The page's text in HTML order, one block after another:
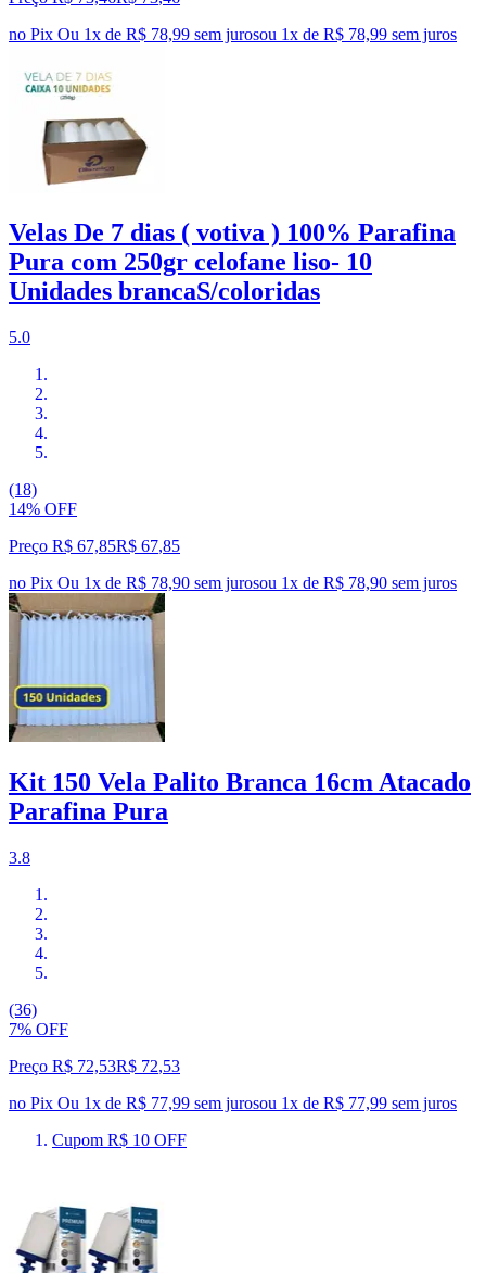
no Pix Ou 1x de R$ 78,99 sem jurosou 1x de R$ 78,99 sem juros
Velas De 7 dias ( votiva ) 100% Parafina
Pura com 250gr celofane liso- 10
Unidades brancaS/coloridas
5.0
(18)
14% OFF
Preço R$ 67,85R$ 67,85
no Pix Ou 1x de R$ 78,90 sem jurosou 1x de R$ 78,90 sem juros
Kit 150 Vela Palito Branca 16cm Atacado
Parafina Pura
3.8
(36)
7% OFF
Preço R$ 72,53R$ 72,53
no Pix Ou 1x de R$ 77,99 sem jurosou 1x de R$ 77,99 sem juros
Cupom R$ 10 OFF